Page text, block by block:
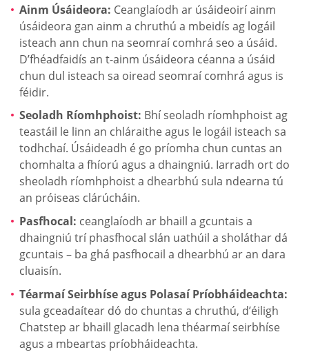
Ainm Úsáideora: Ceanglaíodh ar úsáideoirí ainm
úsáideora gan ainm a chruthú a mbeidís ag logáil
isteach ann chun na seomraí comhrá seo a úsáid.
D’fhéadfaidís an t-ainm úsáideora céanna a úsáid
chun dul isteach sa oiread seomraí comhrá agus is
féidir.
Seoladh Ríomhphoist: Bhí seoladh ríomhphoist ag
teastáil le linn an chláraithe agus le logáil isteach sa
todhchaí. Úsáideadh é go príomha chun cuntas an
chomhalta a fhíorú agus a dhaingniú. Iarradh ort do
sheoladh ríomhphoist a dhearbhú sula ndearna tú
an próiseas clárúcháin.
Pasfhocal: ceanglaíodh ar bhaill a gcuntais a
dhaingniú trí phasfhocal slán uathúil a sholáthar dá
gcuntais – ba ghá pasfhocail a dhearbhú ar an dara
cluaisín.
Téarmaí Seirbhíse agus Polasaí Príobháideachta:
sula gceadaítear dó do chuntas a chruthú, d’éiligh
Chatstep ar bhaill glacadh lena théarmaí seirbhíse
agus a mbeartas príobháideachta.